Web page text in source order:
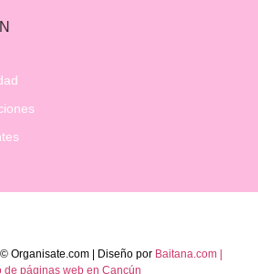
Organisate.com | Diseño por Baitana.com |
de páginas web en Cancún